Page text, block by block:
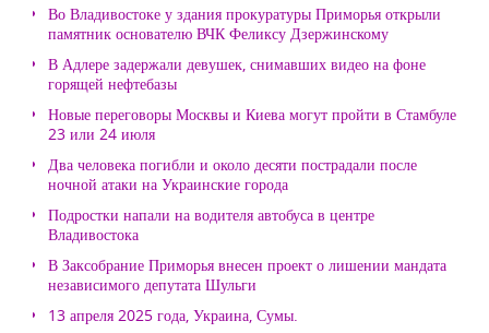
Во Владивостоке у здания прокуратуры Приморья открыли
памятник основателю ВЧК Феликсу Дзержинскому
В Адлере задержали девушек, снимавших видео на фоне
горящей нефтебазы
Новые переговоры Москвы и Киева могут пройти в Стамбуле
23 или 24 июля
Два человека погибли и около десяти пострадали после
ночной атаки на Украинские города
Подростки напали на водителя автобуса в центре
Владивостока
В Заксобрание Приморья внесен проект о лишении мандата
независимого депутата Шульги
13 апреля 2025 года, Украина, Сумы.